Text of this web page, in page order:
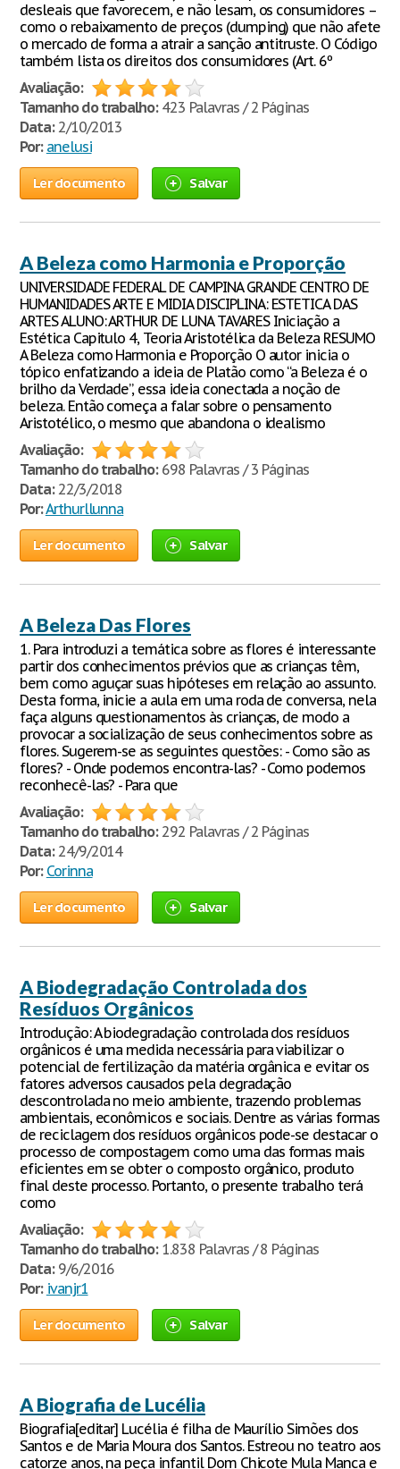
desleais que favorecem, e não lesam, os consumidores –
como o rebaixamento de preços (dumping) que não afete
o mercado de forma a atrair a sanção antitruste. O Código
também lista os direitos dos consumidores (Art. 6º
Avaliação:
Tamanho do trabalho:423 Palavras / 2 Páginas
Data:2/10/2013
Por: anelusi
Ler documento Salvar
A Beleza como Harmonia e Proporção
UNIVERSIDADE FEDERAL DE CAMPINA GRANDE CENTRO DE
HUMANIDADES ARTE E MIDIA DISCIPLINA: ESTETICA DAS
ARTES ALUNO: ARTHUR DE LUNA TAVARES Iniciação a
Estética Capitulo 4, Teoria Aristotélica da Beleza RESUMO
A Beleza como Harmonia e Proporção O autor inicia o
tópico enfatizando a ideia de Platão como “a Beleza é o
brilho da Verdade”, essa ideia conectada a noção de
beleza. Então começa a falar sobre o pensamento
Aristotélico, o mesmo que abandona o idealismo
Avaliação:
Tamanho do trabalho:698 Palavras / 3 Páginas
Data:22/3/2018
Por:Arthurllunna
Ler documento Salvar
A Beleza Das Flores
1. Para introduzi a temática sobre as flores é interessante
partir dos conhecimentos prévios que as crianças têm,
bem como aguçar suas hipóteses em relação ao assunto.
Desta forma, inicie a aula em uma roda de conversa, nela
faça alguns questionamentos às crianças, de modo a
provocar a socialização de seus conhecimentos sobre as
flores. Sugerem-se as seguintes questões: - Como são as
flores? - Onde podemos encontra-las? - Como podemos
reconhecê-las? - Para que
Avaliação:
Tamanho do trabalho:292 Palavras / 2 Páginas
Data:24/9/2014
Por: Corinna
Ler documento Salvar
A Biodegradação Controlada dos
Resíduos Orgânicos
Introdução: A biodegradação controlada dos resíduos
orgânicos é uma medida necessária para viabilizar o
potencial de fertilização da matéria orgânica e evitar os
fatores adversos causados pela degradação
descontrolada no meio ambiente, trazendo problemas
ambientais, econômicos e sociais. Dentre as várias formas
de reciclagem dos resíduos orgânicos pode-se destacar o
processo de compostagem como uma das formas mais
eficientes em se obter o composto orgânico, produto
final deste processo. Portanto, o presente trabalho terá
como
Avaliação:
Tamanho do trabalho:1.838 Palavras / 8 Páginas
Data:9/6/2016
Por: ivanjr1
Ler documento Salvar
A Biografia de Lucélia
Biografia[editar] Lucélia é filha de Maurílio Simões dos
Santos e de Maria Moura dos Santos. Estreou no teatro aos
catorze anos, na peça infantil Dom Chicote Mula Manca e